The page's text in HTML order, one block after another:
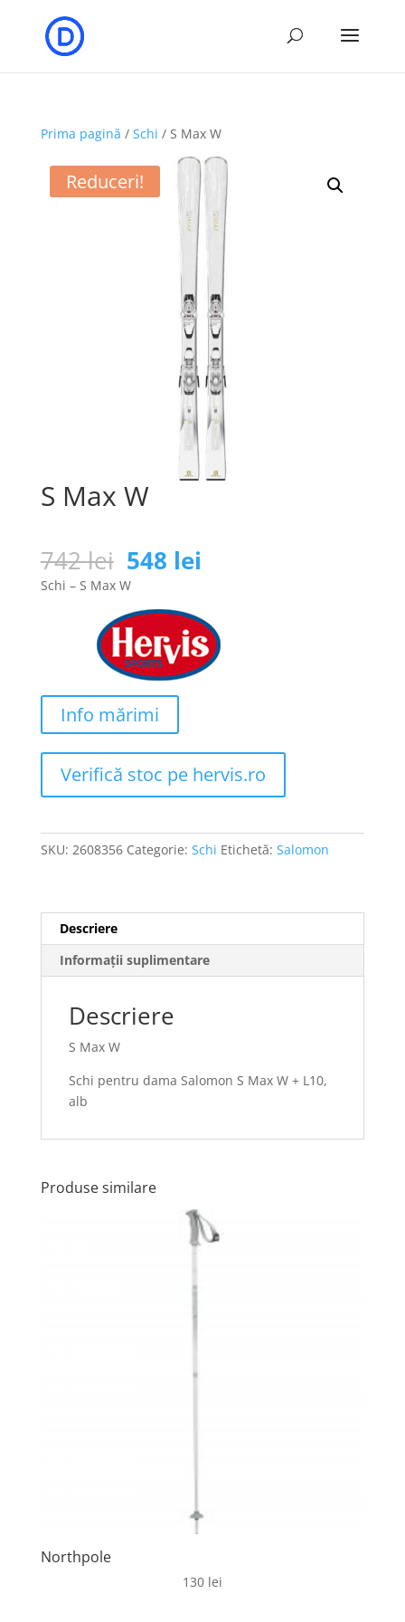
Prima pagină / Schi / S Max W
Reduceri!
S Max W
742lei Prețul
inițial
a
fost:
742 lei.
548 lei
548 lei.
Schi – S Max W
Info mărimi
Verifică stoc pe hervis.ro
SKU: 2608356 Categorie: Schi Etichetă: Salomon
Descriere
Informații suplimentare
Descriere
S Max W
Schi pentru dama Salomon S Max W + L10,
alb
Produse similare
Northpole
130 lei